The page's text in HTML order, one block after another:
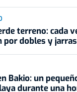
terreno: cada
dobles y jarras
Bakio: un
durante una